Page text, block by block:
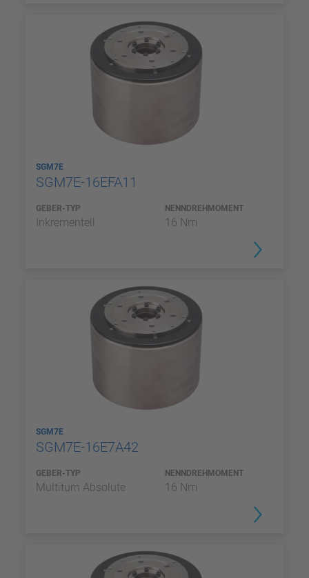
SGM7E
SGM7E-16EFA11
GEBER-TYP
Inkrementell
NENNDREHMOMENT
16 Nm
SGM7E
SGM7E-16E7A42
GEBER-TYP
Multiturn Absolute
NENNDREHMOMENT
16 Nm